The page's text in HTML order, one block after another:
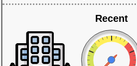
Recent